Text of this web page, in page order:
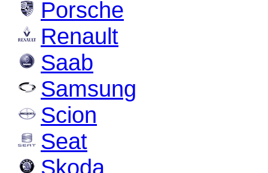
Porsche
Renault
Saab
Samsung
Scion
Seat
Skoda